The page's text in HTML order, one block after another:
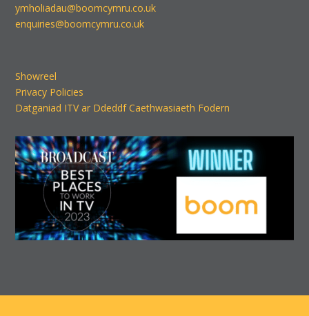
ymholiadau@boomcymru.co.uk
enquiries@boomcymru.co.uk
Showreel
Privacy Policies
Datganiad ITV ar Ddeddf Caethwasiaeth Fodern